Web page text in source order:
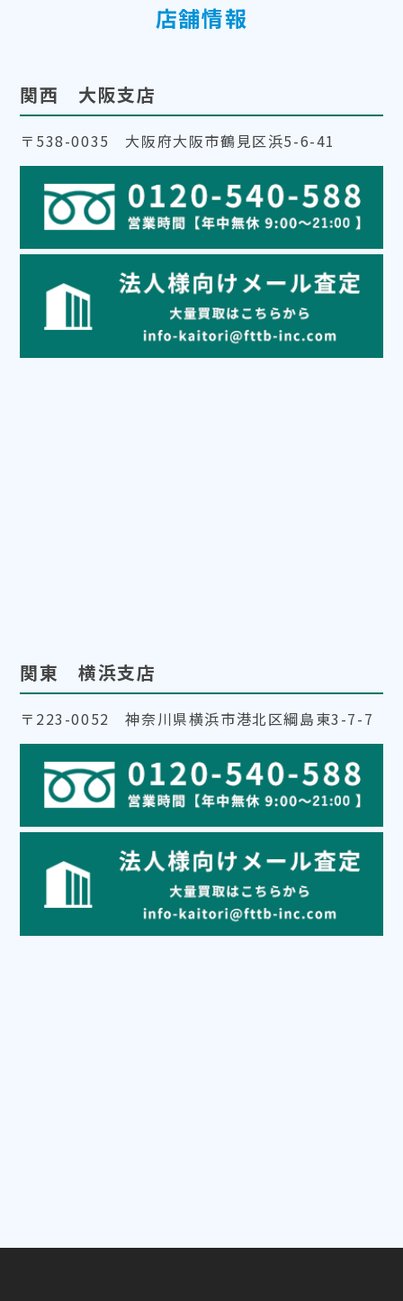
店舗情報
関西 大阪支店
〒538-0035 大阪府大阪市鶴見区浜5-6-41
関東 横浜支店
〒223-0052 神奈川県横浜市港北区綱島東3-7-7